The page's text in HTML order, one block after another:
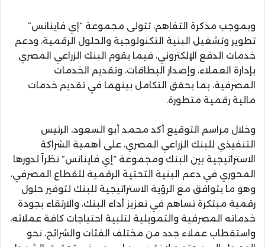
وبموجب مذكرة التفاهم، تتولى مجموعة “إي فاينانس”
تطوير وتشغيل البنية التكنولوجية والحلول الرقمية، ودعم
خدمات الدفع الإلكتروني، فيما يقوم البنك الزراعي المصري
بإدارة العملاء، وإصدار البطاقات، وتقديم الخدمات
المصرفية، بما يحقق التكامل بينهما في تقديم خدمات
مالية رقمية متطورة.
وخلال مراسم التوقيع أكد محمد أبو السعود، الرئيس
التنفيذي للبنك الزراعي المصري، على أهمية الشراكة
الاستراتيجية بين البنك ومجموعة “إي فاينانس” نظراً لدورها
المحوري في دعم البنية التحتية الرقمية للقطاع المصرفي،
وهو ما يتوافق مع الرؤية الاستراتيجية للبنك لتوفير حلول
رقمية مبتكرة تساهم في تعزيز أداء البنك، والارتقاء بجودة
خدماته المصرفية والتمويلية لتلبية احتياجات كافة عملائه،
واستقطاب عملاء جدد من مختلف الفئات والشرائح، نحو